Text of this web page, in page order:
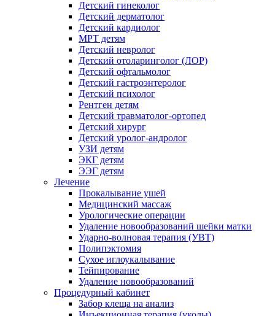
Детский гинеколог
Детский дерматолог
Детский кардиолог
МРТ детям
Детский невролог
Детский отоларинголог (ЛОР)
Детский офтальмолог
Детский гастроэнтеролог
Детский психолог
Рентген детям
Детский травматолог-ортопед
Детский хирург
Детский уролог-андролог
УЗИ детям
ЭКГ детям
ЭЭГ детям
Лечение
Прокалывание ушей
Медицинский массаж
Урологические операции
Удаление новообразований шейки матки
Ударно-волновая терапия (УВТ)
Полипэктомия
Сухое иглоукалывание
Тейпирование
Удаление новообразований
Процедурный кабинет
Забор клеща на анализ